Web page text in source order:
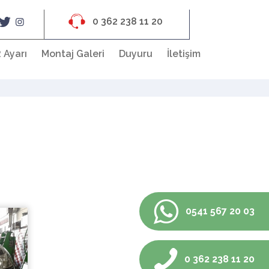
0541 567 20 03
0 362 238 11 20
0 362 238 11 20
Ayarı Montaj Galeri Duyuru İletişim